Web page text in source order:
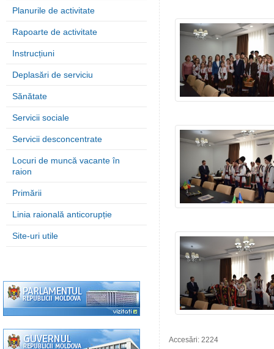
Planurile de activitate
Rapoarte de activitate
Instrucțiuni
Deplasări de serviciu
Sănătate
Servicii sociale
Servicii desconcentrate
Locuri de muncă vacante în
raion
Primării
Linia raională anticorupție
Site-uri utile
Accesări: 2224